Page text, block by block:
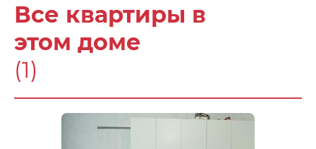
Все квартиры в
этом доме
(1)